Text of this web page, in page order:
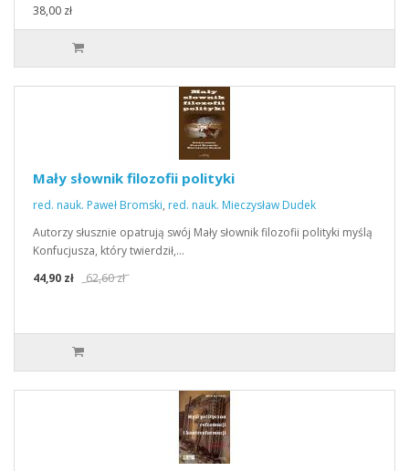
38,00 zł
Mały słownik filozofii polityki
red. nauk. Paweł Bromski, red. nauk. Mieczysław Dudek
Autorzy słusznie opatrują swój Mały słownik filozofii polityki myślą
Konfucjusza, który twierdził,…
44,90 zł
62,60 zł